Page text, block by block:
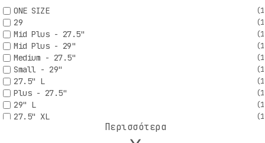
ONE SIZE
29
Mid Plus - 27.5"
Mid Plus - 29"
Medium - 27.5"
Small - 29"
27.5" L
Plus - 27.5"
29" L
27.5" XL
Περισσότερα
⌄
XLC quick release set QR-L02
Περισσότερα